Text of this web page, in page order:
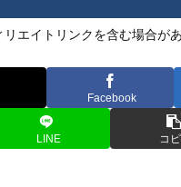
リエイトリンクを含む場合が
Facebook
LINE コ